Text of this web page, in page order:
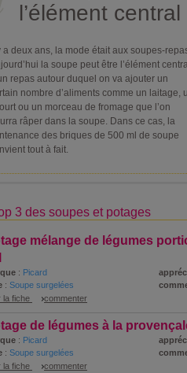
l’élément
y a deux ans, la mode était aux soupes-
la soupe peut être l’élément
repas autour duquel on va ajouter un
nombre d’aliments comme un laitage,
ou un morceau de fromage que l’on
râper dans la soupe. Dans ce cas, la
des briques de 500 ml de soupe
tout à fait.
3 des soupes et potages
mélange de légumes
: Picard
: Soupe surgelées
la fiche
commenter
de légumes à la
: Picard
: Soupe surgelées
la fiche
commenter